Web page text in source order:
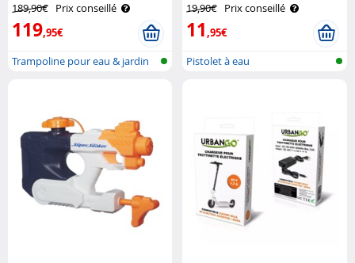
189,90€ Prix conseillé
119,95€
Trampoline pour eau & jardin
19,90€ Prix conseillé
11,95€
Pistolet à eau